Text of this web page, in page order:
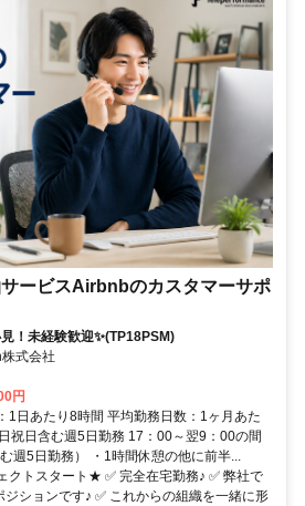
ービスAirbnbのカスタマーサポ
！未経験歓迎✨(TP18PSM)
式会社
円
1日あたり8時間 平均勤務日数：1ヶ月あた
祝日含む週5日勤務 17：00～翌9：00の間
週5日勤務） ・1時間休憩の他に前半...
トスタート★ ✅ 完全在宅勤務♪ ✅ 弊社で
ジションです♪ ✅ これからの組織を一緒に形